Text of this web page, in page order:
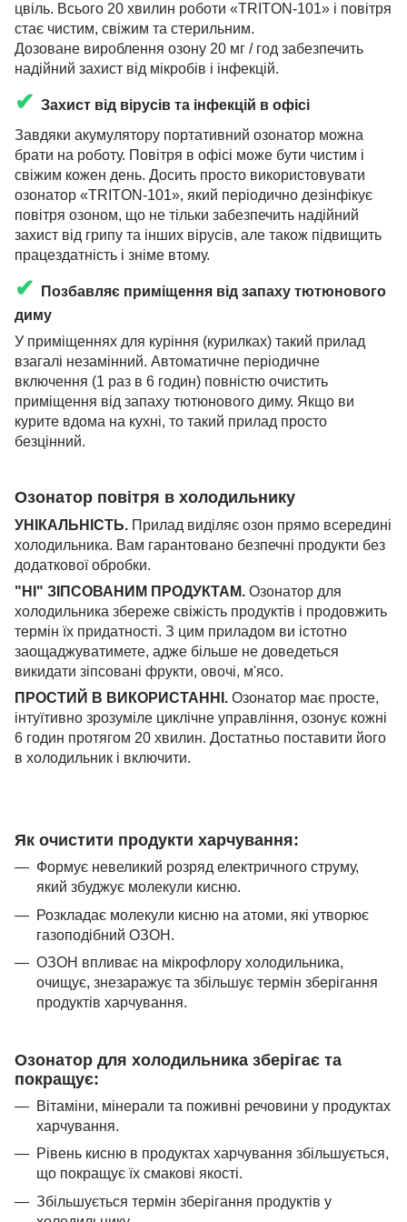
цвіль. Всього 20 хвилин роботи «TRITON-101» і повітря
стає чистим, свіжим та стерильним.
Дозоване вироблення озону 20 мг / год забезпечить
надійний захист від мікробів і інфекцій.
✔ Захист від вірусів та інфекцій в офісі
Завдяки акумулятору портативний озонатор можна
брати на роботу. Повітря в офісі може бути чистим і
свіжим кожен день. Досить просто використовувати
озонатор «TRITON-101», який періодично дезінфікує
повітря озоном, що не тільки забезпечить надійний
захист від грипу та інших вірусів, але також підвищить
працездатність і зніме втому.
✔
Позбавляє приміщення від запаху тютюнового
диму
У приміщеннях для куріння (курилках) такий прилад
взагалі незамінний. Автоматичне періодичне
включення (1 раз в 6 годин) повністю очистить
приміщення від запаху тютюнового диму. Якщо ви
курите вдома на кухні, то такий прилад просто
безцінний.
Озонатор повітря в холодильнику
УНІКАЛЬНІСТЬ. Прилад виділяє озон прямо всередині
холодильника. Вам гарантовано безпечні продукти без
додаткової обробки.
"НІ" ЗІПСОВАНИМ ПРОДУКТАМ. Озонатор для
холодильника збереже свіжість продуктів і продовжить
термін їх придатності. З цим приладом ви істотно
заощаджуватимете, адже більше не доведеться
викидати зіпсовані фрукти, овочі, м'ясо.
ПРОСТИЙ В ВИКОРИСТАННІ. Озонатор має просте,
інтуїтивно зрозуміле циклічне управління, озонує кожні
6 годин протягом 20 хвилин. Достатньо поставити його
в холодильник і включити.
Як очистити продукти харчування:
Формує невеликий розряд електричного струму,
який збуджує молекули кисню.
Розкладає молекули кисню на атоми, які утворює
газоподібний ОЗОН.
ОЗОН впливає на мікрофлору холодильника,
очищує, знезаражує та збільшує термін зберігання
продуктів харчування.
Озонатор для холодильника зберігає та
покращує:
Вітаміни, мінерали та поживні речовини у продуктах
харчування.
Рівень кисню в продуктах харчування збільшується,
що покращує їх смакові якості.
Збільшується термін зберігання продуктів у